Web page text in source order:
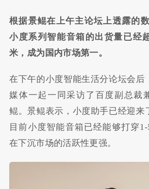
根据景鲲在上午主论坛上透露的
小度系列智能音箱的出货量已经
米，成为国内市场第一。
在下午的小度智能生活分论坛会后
媒体一起一同采访了百度副总裁
鲲。景鲲表示，小度助手已经迎来
目前小度智能音箱已经能够打穿
在下沉市场的活跃性更强。